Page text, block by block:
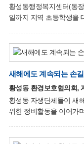
생각하고 지역과 함께하는
황성동장은 “성동새마을
지역사
황성동행정복지센터(동
일까지 지역 초등학생을
및 상호보완적 관계를
예술적 감각을 함양하고 창의력과 집중력 향상을 도모하고자
마련됐다. ‘스테인드 글라스 유리공예’프로그램은 조각유리와 필름지
유리마그넷을 만드는 활
어린이들이 창작의 즐거
프로그램에 참여한 한 학
유리공예 활동에 직접 참
새해에도 계속되는 손
황성동 환경보호협의회,
황성동 자생단체들이 새
위한 정비활동을 이어가